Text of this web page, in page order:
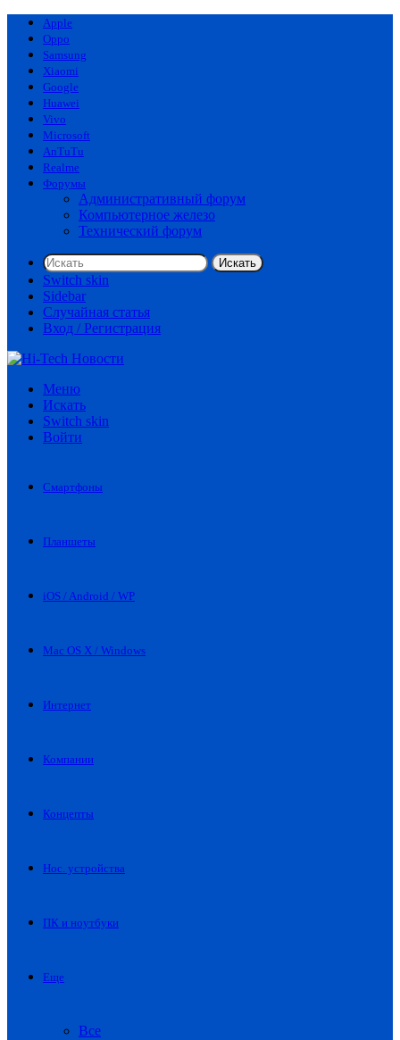
Apple
Oppo
Samsung
Xiaomi
Google
Huawei
Vivo
Microsoft
AnTuTu
Realme
Форумы
Административный форум
Компьютерное железо
Технический форум
Искать
Switch skin
Sidebar
Случайная статья
Вход / Регистрация
Меню
Искать
Switch skin
Войти
Смартфоны
Планшеты
iOS / Android / WP
Mac OS X / Windows
Интернет
Компании
Концепты
Нос. устройства
ПК и ноутбуки
Еще
Все